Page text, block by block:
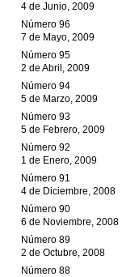
4 de Junio, 2009
Número 96
7 de Mayo, 2009
Número 95
2 de Abril, 2009
Número 94
5 de Marzo, 2009
Número 93
5 de Febrero, 2009
Número 92
1 de Enero, 2009
Número 91
4 de Diciembre, 2008
Número 90
6 de Noviembre, 2008
Número 89
2 de Octubre, 2008
Número 88